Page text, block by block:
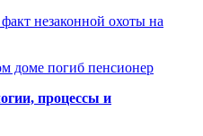
незаконной охоты на
доме погиб пенсионер
процессы и